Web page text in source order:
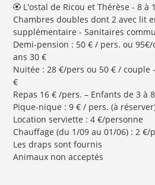
🏵 L'ostal de Ricou et Thérèse - 8 à
Chambres doubles dont 2 avec lit
supplémentaire - Sanitaires
Demi-pension : 50 € / pers. ou
ans 30 €
Nuitée : 28 €/pers ou 50 € / couple
€
Repas 16 € /pers. – Enfants de 3 à
Pique-nique : 9 € / pers. (à
Location serviette : 4 €/personne
Chauffage (du 1/09 au 01/06) : 2 €/
Les draps sont fournis
Animaux non acceptés